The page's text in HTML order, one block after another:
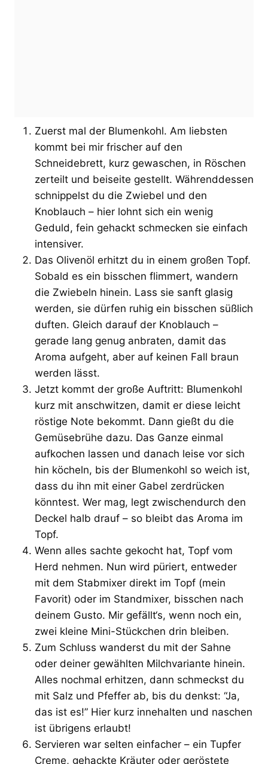
Zuerst mal der Blumenkohl. Am liebsten
kommt bei mir frischer auf den
Schneidebrett, kurz gewaschen, in Röschen
zerteilt und beiseite gestellt. Währenddessen
schnippelst du die Zwiebel und den
Knoblauch – hier lohnt sich ein wenig
Geduld, fein gehackt schmecken sie einfach
intensiver.
Das Olivenöl erhitzt du in einem großen Topf.
Sobald es ein bisschen flimmert, wandern
die Zwiebeln hinein. Lass sie sanft glasig
werden, sie dürfen ruhig ein bisschen süßlich
duften. Gleich darauf der Knoblauch –
gerade lang genug anbraten, damit das
Aroma aufgeht, aber auf keinen Fall braun
werden lässt.
Jetzt kommt der große Auftritt: Blumenkohl
kurz mit anschwitzen, damit er diese leicht
röstige Note bekommt. Dann gießt du die
Gemüsebrühe dazu. Das Ganze einmal
aufkochen lassen und danach leise vor sich
hin köcheln, bis der Blumenkohl so weich ist,
dass du ihn mit einer Gabel zerdrücken
könntest. Wer mag, legt zwischendurch den
Deckel halb drauf – so bleibt das Aroma im
Topf.
Wenn alles sachte gekocht hat, Topf vom
Herd nehmen. Nun wird püriert, entweder
mit dem Stabmixer direkt im Topf (mein
Favorit) oder im Standmixer, bisschen nach
deinem Gusto. Mir gefällt‘s, wenn noch ein,
zwei kleine Mini-Stückchen drin bleiben.
Zum Schluss wanderst du mit der Sahne
oder deiner gewählten Milchvariante hinein.
Alles nochmal erhitzen, dann schmeckst du
mit Salz und Pfeffer ab, bis du denkst: “Ja,
das ist es!” Hier kurz innehalten und naschen
ist übrigens erlaubt!
Servieren war selten einfacher – ein Tupfer
Creme, gehackte Kräuter oder geröstete